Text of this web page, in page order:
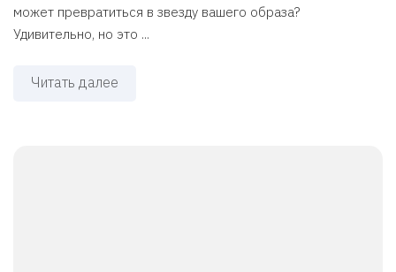
может превратиться в звезду вашего образа?
Удивительно, но это ...
Читать далее